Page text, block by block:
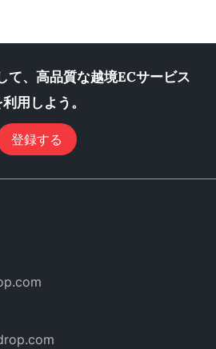
、高品質な越境ECサービス
用しよう。
登録する